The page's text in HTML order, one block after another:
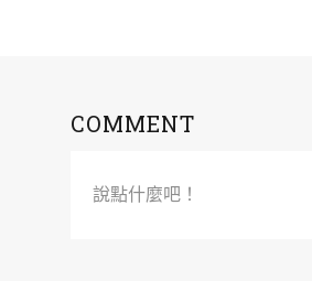
COMMENT
說點什麼吧！